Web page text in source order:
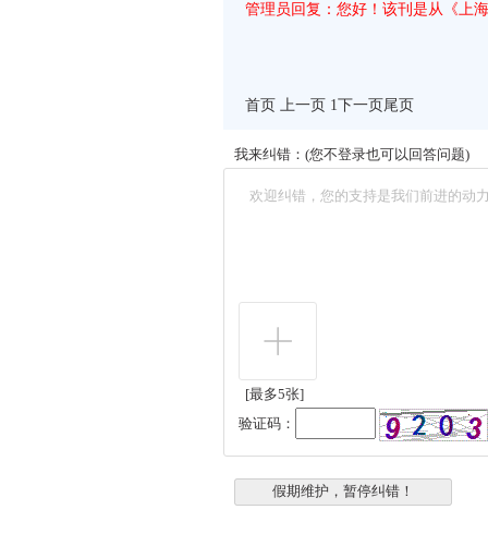
管理员回复：您好！该刊是从《上
首页 上一页 1下一页尾页
我来纠错：(您不登录也可以回答问题)
[最多5张]
验证码：